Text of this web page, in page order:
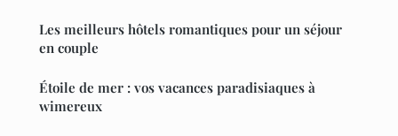
Les meilleurs hôtels romantiques pour un séjour
en couple
Étoile de mer : vos vacances paradisiaques à
wimereux